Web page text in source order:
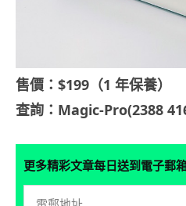
售價：$199（1 年保養）
查詢：Magic-Pro(2388
更多精彩文章每日送到電子郵